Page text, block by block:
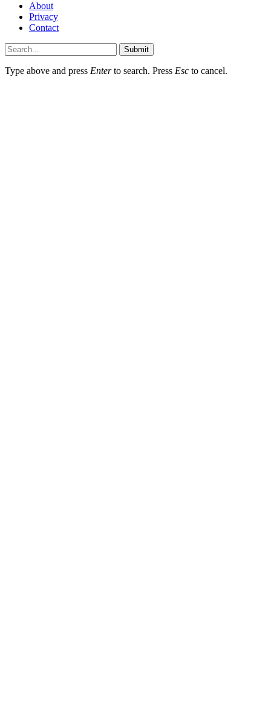
About
Privacy
Contact
Submit
Type above and press Enterto search. Press Esc to cancel.